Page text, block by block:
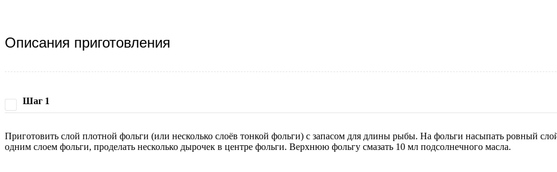
Описания приготовления
Шаг 1
Приготовить слой плотной фольги (или несколько слоёв тонкой фольги) с запасом для длины рыбы. На фольги насыпать ровный
одним слоем фольги, проделать несколько дырочек в центре фольги. Верхнюю фольгу смазать 10 мл подсолнечного масла.